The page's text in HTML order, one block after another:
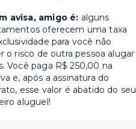
avisa, amigo é: alguns
oferecem uma taxa
para você não
o risco de outra pessoa alugar
Você paga R$ 250,00 na
e, após a assinatura do
esse valor é abatido do seu
aluguel!